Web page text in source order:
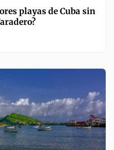
playas de Cuba sin